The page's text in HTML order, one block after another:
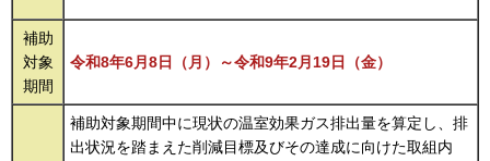
補助
対象
期間
令和8年6月8日（月）～令和9年2月19日（金）
補助対象期間中に現状の温室効果ガス排出量を算定し、排
出状況を踏まえた削減目標及びその達成に向けた取組内